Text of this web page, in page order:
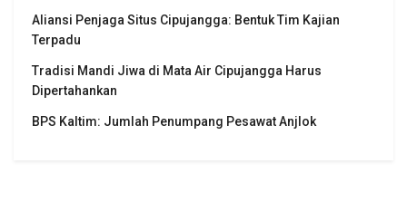
Aliansi Penjaga Situs Cipujangga: Bentuk Tim Kajian
Terpadu
Tradisi Mandi Jiwa di Mata Air Cipujangga Harus
Dipertahankan
BPS Kaltim: Jumlah Penumpang Pesawat Anjlok